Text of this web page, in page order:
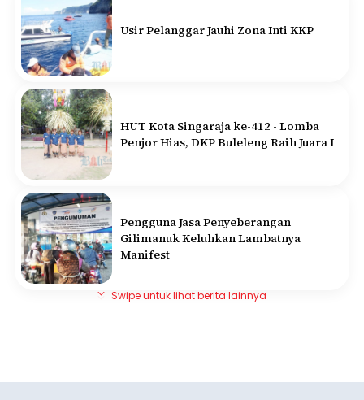
Usir Pelanggar Jauhi Zona Inti KKP
HUT Kota Singaraja ke-412 - Lomba
Penjor Hias, DKP Buleleng Raih Juara I
Pengguna Jasa Penyeberangan
Gilimanuk Keluhkan Lambatnya
Manifest
Swipe untuk lihat berita lainnya